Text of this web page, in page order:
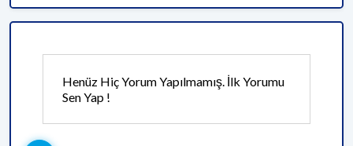
Henüz Hiç Yorum Yapılmamış. İlk Yorumu
Sen Yap !